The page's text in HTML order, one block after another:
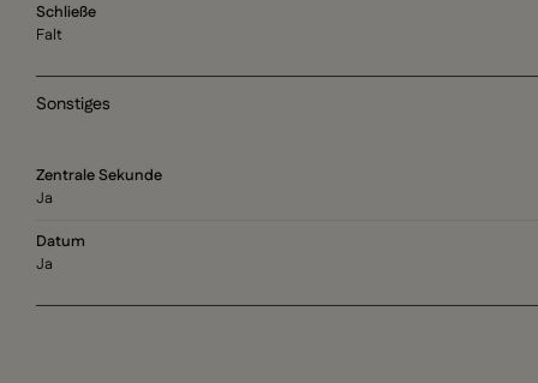
Schließe
Falt
Sonstiges
Zentrale Sekunde
Ja
Datum
Ja